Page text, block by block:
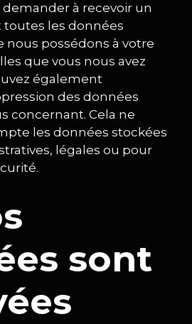
demander à recevoir un
les données
nous possédons à votre
que vous nous avez
également
des données
concernant. Cela ne
les données stockées
légales ou pour
sont